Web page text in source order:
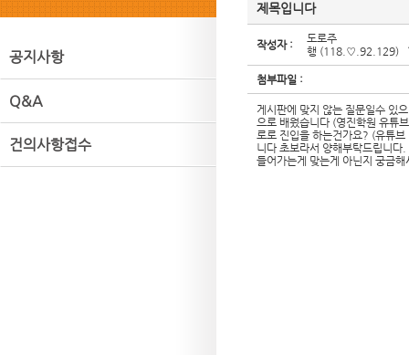
공지사항
Q&A
건의사항접수
제목입니다
작성자 :
도로주
행 (118.♡.92.129)
첨부파일 :
게시판에 맞지 않는 질문일수 있
으로 배웠습니다 (영진학원 유튜
로로 진입을 하는건가요? (유튜
니다 초보라서 양해부탁드립니
들어가는게 맞는게 아닌지 궁금